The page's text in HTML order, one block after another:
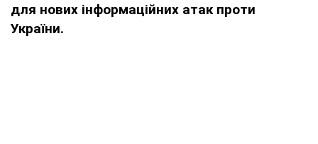
для нових інформаційних атак проти
України.